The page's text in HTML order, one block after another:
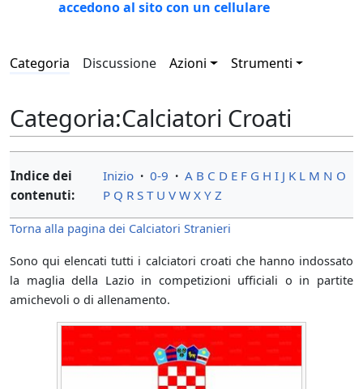
accedono al sito con un cellulare
Categoria Discussione Azioni Strumenti
Categoria:Calciatori Croati
Indice dei
contenuti:
Inizio · 0-9 · A B C D E F G H I J K L M N O
P Q R S T U V W X Y Z
Torna alla pagina dei Calciatori Stranieri
Sono qui elencati tutti i calciatori croati che hanno indossato
la maglia della Lazio in competizioni ufficiali o in partite
amichevoli o di allenamento.